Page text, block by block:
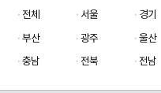
전체 서울 경기
부산
광주 울산
충남
전북 전남